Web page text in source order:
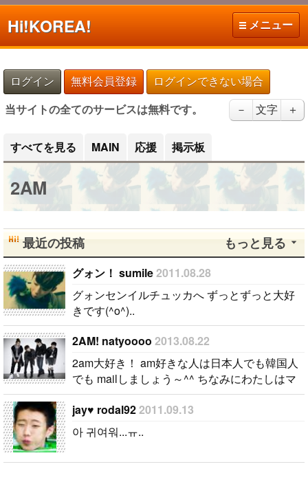
Hi!KOREA! メニュー
ログイン 無料会員登録 ログインできない場合
当サイトの全てのサービスは無料です。 － 文字 ＋
すべてを見る MAIN 応援 掲示板
2AM
もっと見る
最近の投稿
グォン！ sumile2011.08.28
グォンセンイルチュッカへ ずっとずっと大好
きです(^o^)..
2AM! natyoooo 2013.08.22
2am大好き！ am好きな人は日本人でも韓国人
でも mailしましょう～^^ ちなみにわたしはマ
ンネのJinwoonが好きです！ 나는 2AM을 아주
좋아합니다 ! 2AM을 좋아하는 사람은 메일 주십
시오 ^^..
jay♥ rodal922011.09.13
아 귀여워...ㅠ..